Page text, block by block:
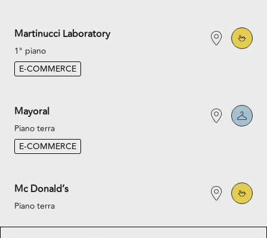
Martinucci Laboratory
1° piano
E-COMMERCE
Mayoral
Piano terra
E-COMMERCE
Mc Donald’s
Piano terra